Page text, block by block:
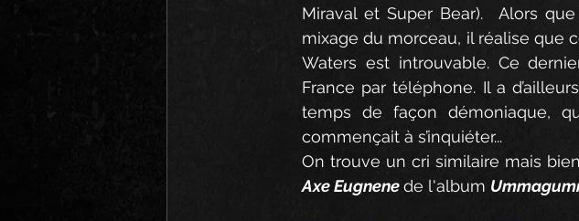
Miraval et Super Bear).  Alors
mixage du morceau, il réalise que
Waters est introuvable. Ce
France par téléphone. Il a
temps de façon démoniaque,
commençait à s’inquiéter...
On trouve un cri similaire mais
Axe Eugnenede l'album